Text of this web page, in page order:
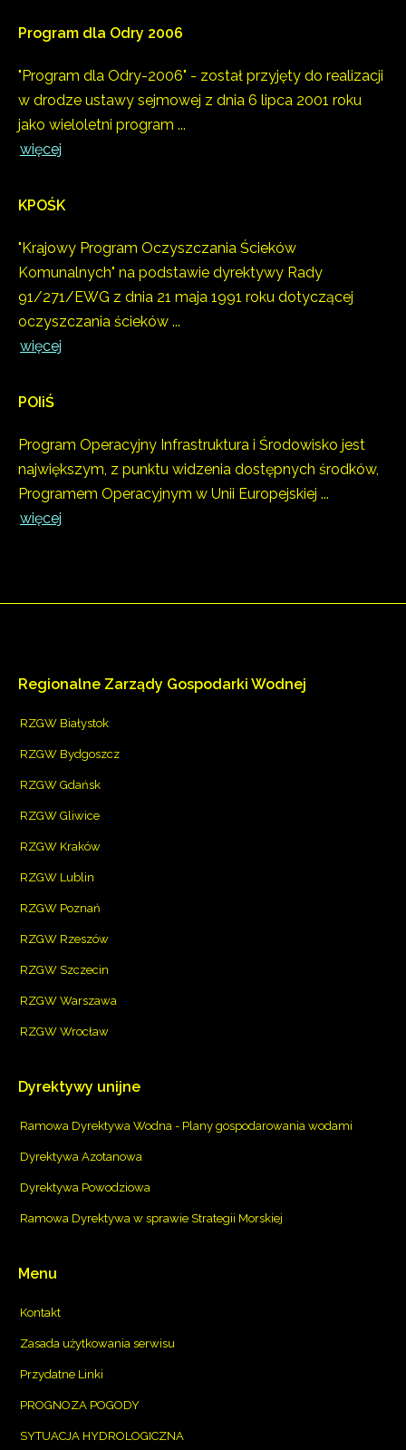
Program dla Odry 2006
"Program dla Odry-2006" - został przyjęty do realizacji
w drodze ustawy sejmowej z dnia 6 lipca 2001 roku
jako wieloletni program ...
więcej
KPOŚK
"Krajowy Program Oczyszczania Ścieków
Komunalnych" na podstawie dyrektywy Rady
91/271/EWG z dnia 21 maja 1991 roku dotyczącej
oczyszczania ścieków ...
więcej
POIiŚ
Program Operacyjny Infrastruktura i Środowisko jest
największym, z punktu widzenia dostępnych środków,
Programem Operacyjnym w Unii Europejskiej ...
więcej
Regionalne Zarządy Gospodarki Wodnej
RZGW Białystok
RZGW Bydgoszcz
RZGW Gdańsk
RZGW Gliwice
RZGW Kraków
RZGW Lublin
RZGW Poznań
RZGW Rzeszów
RZGW Szczecin
RZGW Warszawa
RZGW Wrocław
Dyrektywy unijne
Ramowa Dyrektywa Wodna - Plany gospodarowania wodami
Dyrektywa Azotanowa
Dyrektywa Powodziowa
Ramowa Dyrektywa w sprawie Strategii Morskiej
Menu
Kontakt
Zasada użytkowania serwisu
Przydatne Linki
PROGNOZA POGODY
SYTUACJA HYDROLOGICZNA